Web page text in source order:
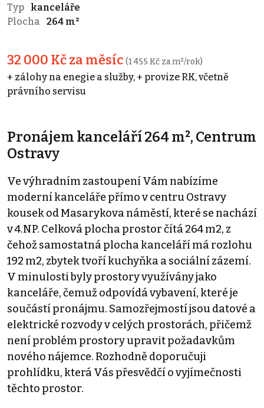
Typ
kanceláře
Plocha
264 m²
32 000 Kč za měsíc (1 455 Kč za m²/rok)
+ zálohy na enegie a služby, + provize RK, včetně
právního servisu
Pronájem kanceláří 264 m², Centrum
Ostravy
Ve výhradním zastoupení Vám nabízíme
moderní kanceláře přímo v centru Ostravy
kousek od Masarykova náměstí, které se nachází
v 4.NP. Celková plocha prostor čítá 264 m2, z
čehož samostatná plocha kanceláří má rozlohu
192 m2, zbytek tvoří kuchyňka a sociální zázemí.
V minulosti byly prostory využívány jako
kanceláře, čemuž odpovídá vybavení, které je
součástí pronájmu. Samozřejmostí jsou datové a
elektrické rozvody v celých prostorách, přičemž
není problém prostory upravit požadavkům
nového nájemce. Rozhodně doporučuji
prohlídku, která Vás přesvědčí o vyjímečnosti
těchto prostor.